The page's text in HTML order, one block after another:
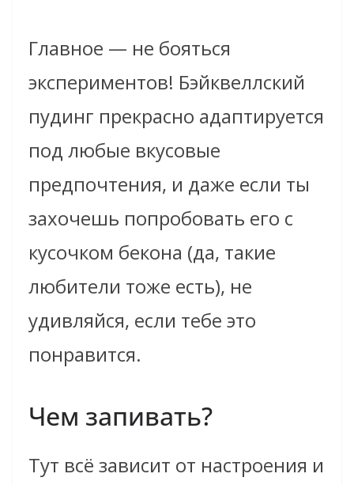
Главное — не бояться
экспериментов! Бэйквеллский
пудинг прекрасно адаптируется
под любые вкусовые
предпочтения, и даже если ты
захочешь попробовать его с
кусочком бекона (да, такие
любители тоже есть), не
удивляйся, если тебе это
понравится.
Чем запивать?
Тут всё зависит от настроения и